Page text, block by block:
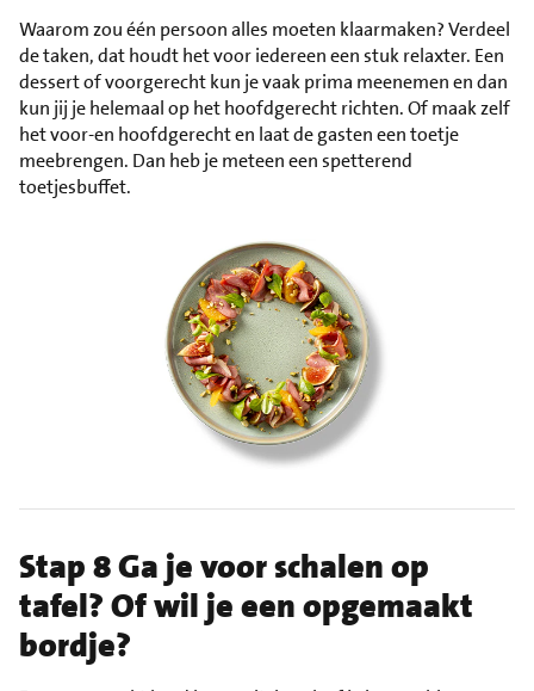
Waarom zou één persoon alles moeten klaarmaken? Verdeel
de taken, dat houdt het voor iedereen een stuk relaxter. Een
dessert of voorgerecht kun je vaak prima meenemen en dan
kun jij je helemaal op het hoofdgerecht richten. Of maak zelf
het voor-en hoofdgerecht en laat de gasten een toetje
meebrengen. Dan heb je meteen een spetterend
toetjesbuffet.
Stap 8 Ga je voor schalen op
tafel? Of wil je een opgemaakt
bordje?